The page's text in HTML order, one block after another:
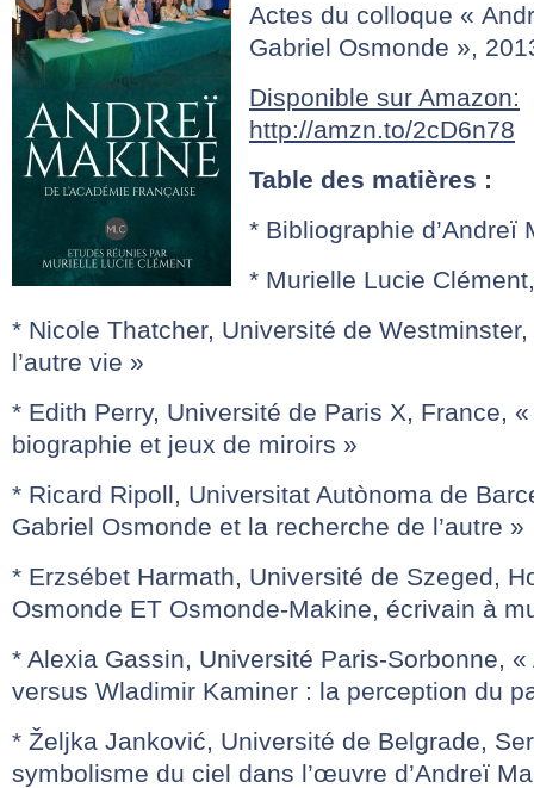
Actes du colloque «
Gabriel Osmonde »,
Disponible sur Amazon:
http://amzn.to/2cD6n78
Table des matières :
* Bibliographie d’Andreï
* Murielle Lucie
* Nicole Thatcher, Université de
l’autre vie »
* Edith Perry, Université de Paris X, France,
biographie et jeux de miroirs »
* Ricard Ripoll, Universitat Autònoma de
Gabriel Osmonde et la recherche de l’autre »
* Erzsébet Harmath, Université de Szeged,
Osmonde ET Osmonde-Makine, écrivain à
* Alexia Gassin, Université Paris-Sorbonne,
versus Wladimir Kaminer : la perception du
* Željka Janković, Université de Belgrade,
symbolisme du ciel dans l’œuvre d’Andreï